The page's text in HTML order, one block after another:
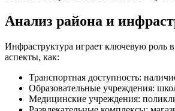
Анализ района и
Инфраструктура играет ключевую роль
аспекты, как:
Транспортная доступность:
Образовательные учреждения:
Медицинские учреждения: